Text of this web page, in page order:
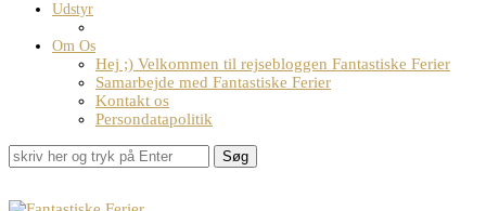
Udstyr
Om Os
Hej ;) Velkommen til rejsebloggen Fantastiske Ferier
Samarbejde med Fantastiske Ferier
Kontakt os
Persondatapolitik
Søg